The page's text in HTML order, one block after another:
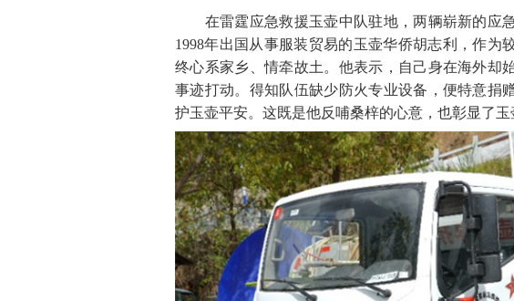
在雷霆应急救援玉壶中队驻地，两辆崭新的应
1998年出国从事服装贸易的玉壶华侨胡志利，作为
终心系家乡、情牵故土。他表示，自己身在海外却
事迹打动。得知队伍缺少防火专业设备，便特意捐
护玉壶平安。这既是他反哺桑梓的心意，也彰显了玉